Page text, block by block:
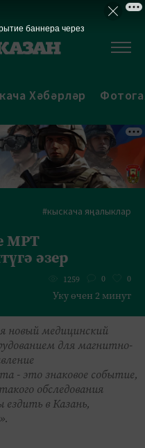
Хәбәрләр
#кыскача яңалыклар
МРТ
әзер
1259 0 0
Уку өчен 2 минут
новый медицинский
для магнитно-
- это знаковое событие,
обследования
в Казань,
баннера через